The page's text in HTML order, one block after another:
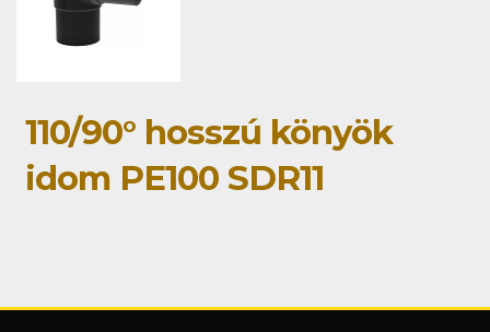
110/90° hosszú könyök
idom PE100 SDR11